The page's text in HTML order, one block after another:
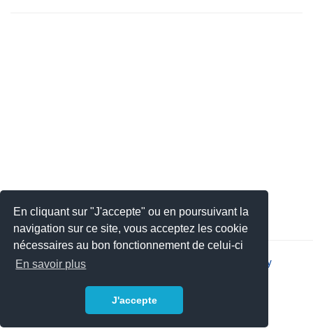
En cliquant sur "J'accepte" ou en poursuivant la
navigation sur ce site, vous acceptez les cookie
nécessaires au bon fonctionnement de celui-ci
En savoir plus
J'accepte
2026 © JSYS | Privacy policy